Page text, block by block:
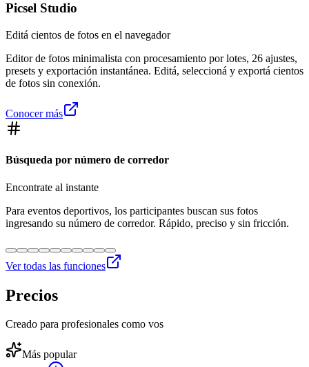
Picsel Studio
Editá cientos de fotos en el navegador
Editor de fotos minimalista con procesamiento por lotes, 26 ajustes,
presets y exportación instantánea. Editá, seleccioná y exportá cientos
de fotos sin conexión.
Conocer más
Búsqueda por número de corredor
Encontrate al instante
Para eventos deportivos, los participantes buscan sus fotos
ingresando su número de corredor. Rápido, preciso y sin fricción.
Ver todas las funciones
Precios
Creado para profesionales como vos
Más popular